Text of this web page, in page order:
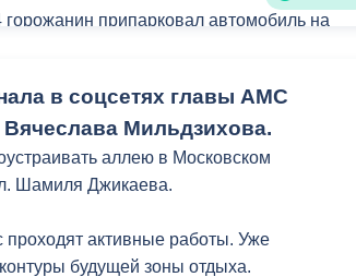
горожанин припарковал автомобиль на
объезды территории города.
фактов нарушения санитарного
незаконной торговли бахчевыми
в соцсетях главы АМС
Вячеслава Мильдзихова.
аллею в Московском
Шамиля Джикаева.
проходят активные работы. Уже
будущей зоны отдыха.